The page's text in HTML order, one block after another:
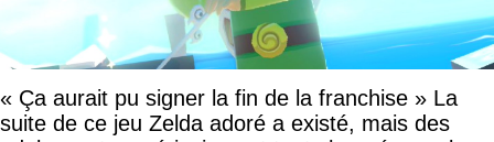
« Ça aurait pu signer la fin de la franchise » La
suite de ce jeu Zelda adoré a existé, mais des